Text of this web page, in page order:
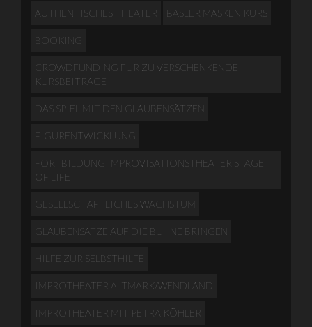
AUTHENTISCHES THEATER BASLER MASKEN KURS
BOOKING
CROWDFUNDING FÜR ZU VERSCHENKENDE
KURSBEITRÄGE
DAS SPIEL MIT DEN GLAUBENSÄTZEN
FIGURENTWICKLUNG
FORTBILDUNG IMPROVISATIONSTHEATER STAGE
OF LIFE
GESELLSCHAFTLICHES WACHSTUM
GLAUBENSÄTZE AUF DIE BÜHNE BRINGEN
HILFE ZUR SELBSTHILFE
IMPROTHEATER ALTMARK/WENDLAND
IMPROTHEATER MIT PETRA KÖHLER